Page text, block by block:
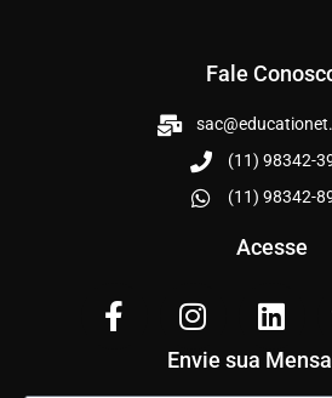
Fale
(11) 98342-
(11) 98342-
Acesse
Envie sua